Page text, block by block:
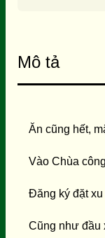
Mô tả
Ăn cũng hết,
Vào Chùa
Đăng ký đặt xu
Cũng như đầu